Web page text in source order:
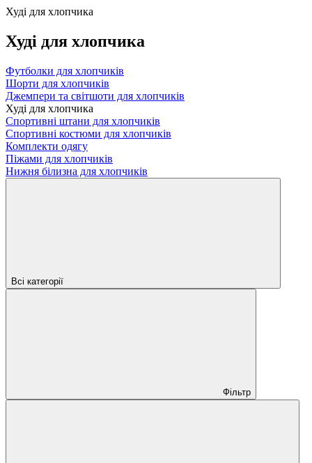
Худі для хлопчика
Худі для хлопчика
Футболки для хлопчиків
Шорти для хлопчиків
Джемпери та світшоти для хлопчиків
Худі для хлопчика
Спортивні штани для хлопчиків
Спортивні костюми для хлопчиків
Комплекти одягу
Піжами для хлопчиків
Нижня білизна для хлопчиків
Всі категорії
Фільтр